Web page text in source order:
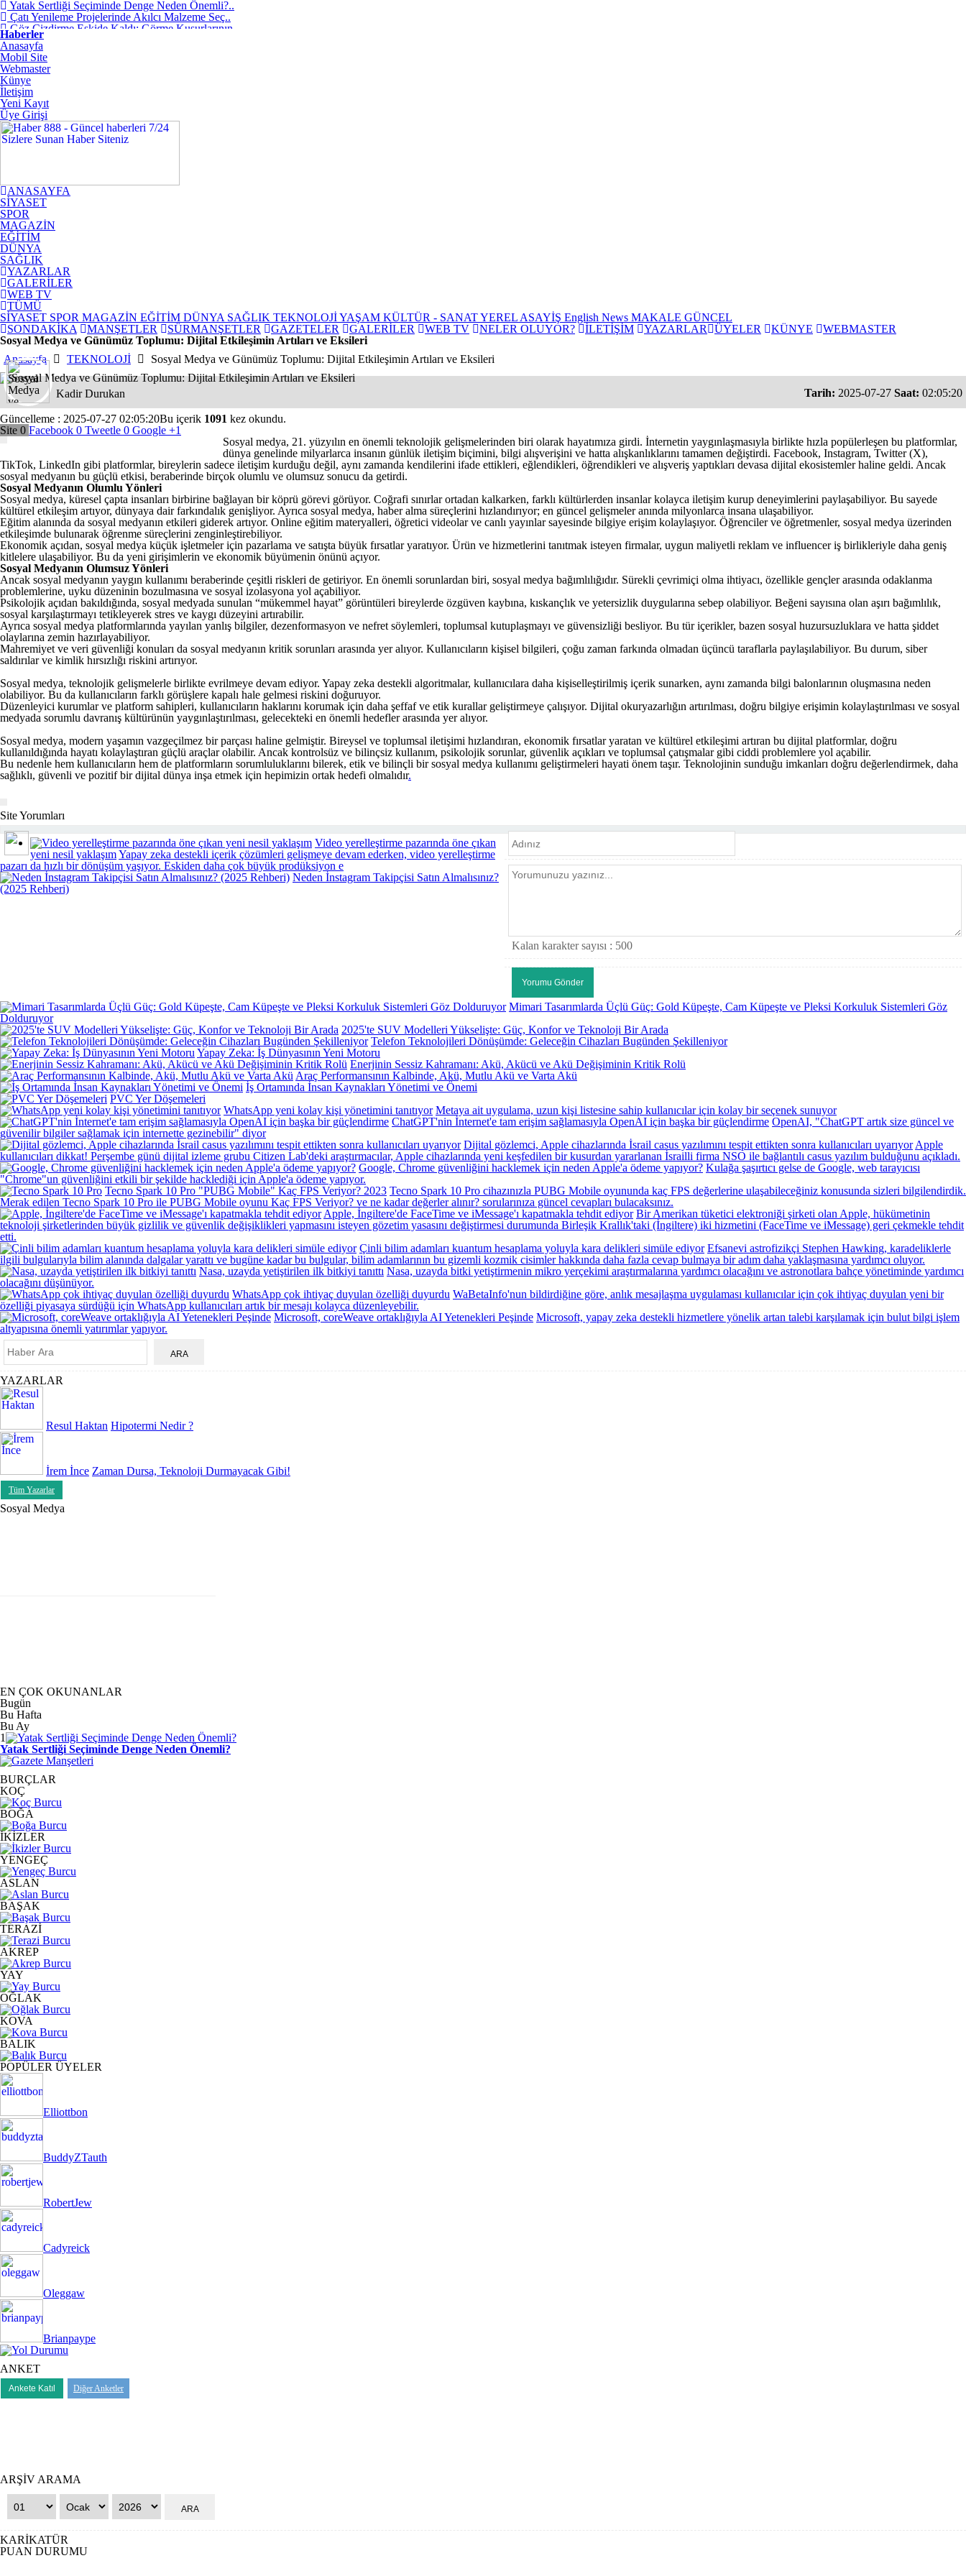
Yatak Sertliği Seçiminde Denge Neden Önemli?..
Çatı Yenileme Projelerinde Akılcı Malzeme Seç..
Göz Çizdirme Eskide Kaldı: Görme Kusurlarının..
Lazerden Korktuğunuz İçin Gözlüğe Mahkûm
Olma..
İstanbul Pizza Factory Ümraniye’de Lezzet Ara..
Saç Ekimi Nedir ve Nasıl Yapılır? Murat Makas..
Binalarda Enerji Verimliliğinin Geleceği: Yen..
Geleceğin Piyanisti Olarak Gösterilen Fazıl A..
Video yerelleştirme pazarında öne çıkan yeni ..
Ankara’da Sağlıklı Gülüşlerin Adresi: Sincan ..
Haberler
Anasayfa
Mobil Site
Webmaster
Künye
İletişim
Yeni Kayıt
Üye Girişi
ANASAYFA
SİYASET
SPOR
MAGAZİN
EĞİTİM
DÜNYA
SAĞLIK
YAZARLAR
GALERİLER
WEB TV
TÜMÜ
SİYASET SPOR MAGAZİN EĞİTİM DÜNYA SAĞLIK TEKNOLOJİYAŞAM KÜLTÜR - SANATYEREL ASAYİŞ English News MAKALE GÜNCEL
SONDAKİKA
MANŞETLER SÜRMANŞETLER GAZETELER GALERİLER WEB TV NELER OLUYOR? İLETİŞİM YAZARLAR ÜYELER KÜNYE
WEBMASTER
Sosyal Medya ve Günümüz Toplumu: Dijital Etkileşimin Artıları ve Eksileri
Anasayfa
TEKNOLOJİ Sosyal Medya ve Günümüz Toplumu: Dijital Etkileşimin Artıları ve Eksileri
Kadir Durukan Tarih: 2025-07-27 Saat: 02:05:20
Güncelleme : 2025-07-27 02:05:20Bu içerik 1091 kez okundu.
Site 0 Facebook 0 Tweetle 0 Google +1
Sosyal medya, 21. yüzyılın en önemli teknolojik gelişmelerinden biri olarak hayatımıza girdi. İnternetin yaygınlaşmasıyla birlikte hızla popülerleşen bu platformlar,
dünya genelinde milyarlarca insanın günlük iletişim biçimini, bilgi alışverişini ve hatta alışkanlıklarını tamamen değiştirdi. Facebook, Instagram, Twitter (X),
TikTok, LinkedIn gibi platformlar, bireylerin sadece iletişim kurduğu değil, aynı zamanda kendilerini ifade ettikleri, eğlendikleri, öğrendikleri ve alışveriş yaptıkları devasa dijital ekosistemler haline geldi. Ancak
sosyal medyanın bu güçlü etkisi, beraberinde birçok olumlu ve olumsuz sonucu da getirdi.
Sosyal Medyanın Olumlu Yönleri
Sosyal medya, küresel çapta insanları birbirine bağlayan bir köprü görevi görüyor. Coğrafi sınırlar ortadan kalkarken, farklı kültürlerden insanlar kolayca iletişim kurup deneyimlerini paylaşabiliyor. Bu sayede
kültürel etkileşim artıyor, dünyaya dair farkındalık genişliyor. Ayrıca sosyal medya, haber alma süreçlerini hızlandırıyor; en güncel gelişmeler anında milyonlarca insana ulaşabiliyor.
Eğitim alanında da sosyal medyanın etkileri giderek artıyor. Online eğitim materyalleri, öğretici videolar ve canlı yayınlar sayesinde bilgiye erişim kolaylaşıyor. Öğrenciler ve öğretmenler, sosyal medya üzerinden
etkileşimde bulunarak öğrenme süreçlerini zenginleştirebiliyor.
Ekonomik açıdan, sosyal medya küçük işletmeler için pazarlama ve satışta büyük fırsatlar yaratıyor. Ürün ve hizmetlerini tanıtmak isteyen firmalar, uygun maliyetli reklam ve influencer iş birlikleriyle daha geniş
kitlelere ulaşabiliyor. Bu da yeni girişimlerin ve ekonomik büyümenin önünü açıyor.
Sosyal Medyanın Olumsuz Yönleri
Ancak sosyal medyanın yaygın kullanımı beraberinde çeşitli riskleri de getiriyor. En önemli sorunlardan biri, sosyal medya bağımlılığıdır. Sürekli çevrimiçi olma ihtiyacı, özellikle gençler arasında odaklanma
problemlerine, uyku düzeninin bozulmasına ve sosyal izolasyona yol açabiliyor.
Psikolojik açıdan bakıldığında, sosyal medyada sunulan “mükemmel hayat” görüntüleri bireylerde özgüven kaybına, kıskançlık ve yetersizlik duygularına sebep olabiliyor. Beğeni sayısına olan aşırı bağımlılık,
sosyal karşılaştırmayı tetikleyerek stres ve kaygı düzeyini artırabilir.
Ayrıca sosyal medya platformlarında yayılan yanlış bilgiler, dezenformasyon ve nefret söylemleri, toplumsal kutuplaşmayı ve güvensizliği besliyor. Bu tür içerikler, bazen sosyal huzursuzluklara ve hatta şiddet
olaylarına zemin hazırlayabiliyor.
Mahremiyet ve veri güvenliği konuları da sosyal medyanın kritik sorunları arasında yer alıyor. Kullanıcıların kişisel bilgileri, çoğu zaman farkında olmadan üçüncü taraflarla paylaşılabiliyor. Bu durum, siber
saldırılar ve kimlik hırsızlığı riskini artırıyor.
Sosyal medya, teknolojik gelişmelerle birlikte evrilmeye devam ediyor. Yapay zeka destekli algoritmalar, kullanıcılara daha kişiselleştirilmiş içerik sunarken, aynı zamanda bilgi balonlarının oluşmasına neden
olabiliyor. Bu da kullanıcıların farklı görüşlere kapalı hale gelmesi riskini doğuruyor.
Düzenleyici kurumlar ve platform sahipleri, kullanıcıların haklarını korumak için daha şeffaf ve etik kurallar geliştirmeye çalışıyor. Dijital okuryazarlığın artırılması, doğru bilgiye erişimin kolaylaştırılması ve sosyal
medyada sorumlu davranış kültürünün yaygınlaştırılması, gelecekteki en önemli hedefler arasında yer alıyor.
Sosyal medya, modern yaşamın vazgeçilmez bir parçası haline gelmiştir. Bireysel ve toplumsal iletişimi hızlandıran, ekonomik fırsatlar yaratan ve kültürel etkileşimi artıran bu dijital platformlar, doğru
kullanıldığında hayatı kolaylaştıran güçlü araçlar olabilir. Ancak kontrolsüz ve bilinçsiz kullanım, psikolojik sorunlar, güvenlik açıkları ve toplumsal çatışmalar gibi ciddi problemlere yol açabilir.
Bu nedenle hem kullanıcıların hem de platformların sorumluluklarını bilerek, etik ve bilinçli bir sosyal medya kullanımı geliştirmeleri hayati önem taşır. Teknolojinin sunduğu imkanları doğru değerlendirmek, daha
sağlıklı, güvenli ve pozitif bir dijital dünya inşa etmek için hepimizin ortak hedefi olmalıdır.
Sende Yorumla...
Site Yorumları
Kalan karakter sayısı : 500
Video yerelleştirme pazarında öne çıkan
yeni nesil yaklaşımYapay zeka destekli içerik çözümleri gelişmeye devam ederken, video yerelleştirme
pazarı da hızlı bir dönüşüm yaşıyor. Eskiden daha çok büyük prodüksiyon e
Neden İnstagram Takipçisi Satın Almalısınız?
(2025 Rehberi)
Mimari Tasarımlarda Üçlü Güç: Gold Küpeşte, Cam Küpeşte ve Pleksi Korkuluk Sistemleri Göz
Dolduruyor
2025'te SUV Modelleri Yükselişte: Güç, Konfor ve Teknoloji Bir Arada
Telefon Teknolojileri Dönüşümde: Geleceğin Cihazları Bugünden Şekilleniyor
Yapay Zeka: İş Dünyasının Yeni Motoru
Enerjinin Sessiz Kahramanı: Akü, Akücü ve Akü Değişiminin Kritik Rolü
Araç Performansının Kalbinde, Akü, Mutlu Akü ve Varta Akü
İş Ortamında İnsan Kaynakları Yönetimi ve Önemi
PVC Yer Döşemeleri
WhatsApp yeni kolay kişi yönetimini tanıtıyor Metaya ait uygulama, uzun kişi listesine sahip kullanıcılar için kolay bir seçenek sunuyor
ChatGPT'nin İnternet'e tam erişim sağlamasıyla OpenAI için başka bir güçlendirme OpenAI, "ChatGPT artık size güncel ve
güvenilir bilgiler sağlamak için internette gezinebilir" diyor
Dijital gözlemci, Apple cihazlarında İsrail casus yazılımını tespit ettikten sonra kullanıcıları uyarıyor Apple
kullanıcıları dikkat! Perşembe günü dijital izleme grubu Citizen Lab'deki araştırmacılar, Apple cihazlarında yeni keşfedilen bir kusurdan yararlanan İsrailli firma NSO ile bağlantılı casus yazılım bulduğunu açıkladı.
Google, Chrome güvenliğini hacklemek için neden Apple'a ödeme yapıyor? Kulağa şaşırtıcı gelse de Google, web tarayıcısı
"Chrome"un güvenliğini etkili bir şekilde hacklediği için Apple'a ödeme yapıyor.
Tecno Spark 10 Pro "PUBG Mobile" Kaç FPS Veriyor? 2023 Tecno Spark 10 Pro cihazınızla PUBG Mobile oyununda kaç FPS değerlerine ulaşabileceğiniz konusunda sizleri bilgilendirdik.
Merak edilen Tecno Spark 10 Pro ile PUBG Mobile oyunu Kaç FPS Veriyor? ve ne kadar değerler alınır? sorularınıza güncel cevapları bulacaksınız.
Apple, İngiltere'de FaceTime ve iMessage'ı kapatmakla tehdit ediyor Bir Amerikan tüketici elektroniği şirketi olan Apple, hükümetinin
teknoloji şirketlerinden büyük gizlilik ve güvenlik değişiklikleri yapmasını isteyen gözetim yasasını değiştirmesi durumunda Birleşik Krallık'taki (İngiltere) iki hizmetini (FaceTime ve iMessage) geri çekmekle tehdit
etti.
Çinli bilim adamları kuantum hesaplama yoluyla kara delikleri simüle ediyor Efsanevi astrofizikçi Stephen Hawking, karadeliklerle
ilgili bulgularıyla bilim alanında dalgalar yarattı ve bugüne kadar bu bulgular, bilim adamlarının bu gizemli kozmik cisimler hakkında daha fazla cevap bulmaya bir adım daha yaklaşmasına yardımcı oluyor.
Nasa, uzayda yetiştirilen ilk bitkiyi tanıttı Nasa, uzayda bitki yetiştirmenin mikro yerçekimi araştırmalarına yardımcı olacağını ve astronotlara bahçe yönetiminde yardımcı
olacağını düşünüyor.
WhatsApp çok ihtiyaç duyulan özelliği duyurdu WaBetaInfo'nun bildirdiğine göre, anlık mesajlaşma uygulaması kullanıcılar için çok ihtiyaç duyulan yeni bir
özelliği piyasaya sürdüğü için WhatsApp kullanıcıları artık bir mesajı kolayca düzenleyebilir.
Microsoft, coreWeave ortaklığıyla AI Yetenekleri Peşinde Microsoft, yapay zeka destekli hizmetlere yönelik artan talebi karşılamak için bulut bilgi işlem
altyapısına önemli yatırımlar yapıyor.
YAZARLAR
Resul Haktan Hipotermi Nedir ?
İrem İnce Zaman Dursa, Teknoloji Durmayacak Gibi!
Tüm Yazarlar
Sosyal Medya
EN ÇOK OKUNANLAR
Bugün
Bu Hafta
Bu Ay
1
Yatak Sertliği Seçiminde Denge Neden Önemli?
BURÇLAR
KOÇ
BOĞA
İKİZLER
YENGEÇ
ASLAN
BAŞAK
TERAZİ
AKREP
YAY
OĞLAK
KOVA
BALIK
POPÜLER ÜYELER
Elliottbon
BuddyZTauth
RobertJew
Cadyreick
Oleggaw
Brianpaype
ANKET
Diğer Anketler
ARŞİV ARAMA
KARİKATÜR
PUAN DURUMU